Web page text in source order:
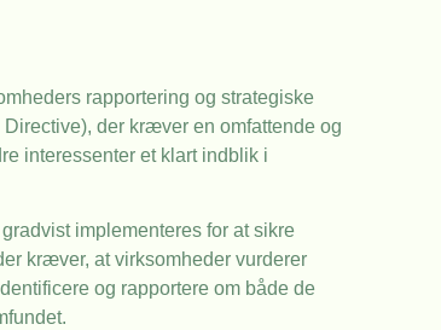
rapportering og strategiske
der kræver en omfattende og
interessenter et klart indblik i
implementeres for at sikre
kræver, at virksomheder vurderer
og rapportere om både de